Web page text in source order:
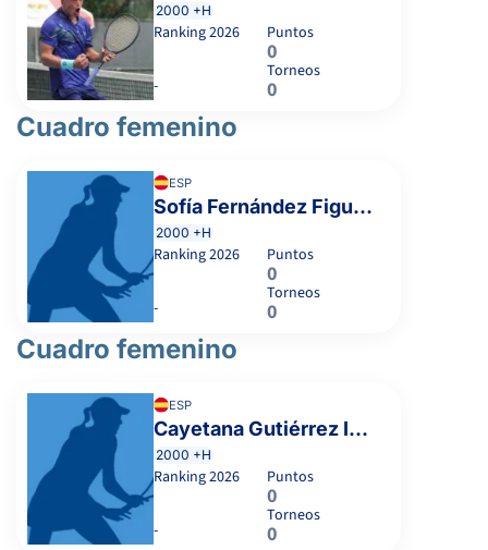
2000 +H
Ranking2026
-
Puntos
0
Torneos
0
Cuadro femenino
ESP
Sofía Fernández Figueras
2000 +H
Ranking2026
-
Puntos
0
Torneos
0
Cuadro femenino
ESP
Cayetana Gutiérrez Imaz
2000 +H
Ranking2026
-
Puntos
0
Torneos
0